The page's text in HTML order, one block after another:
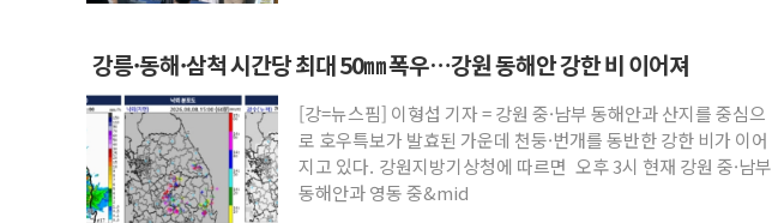
강릉·동해·삼척 시간당 최대 50㎜ 폭우…강원 동해안 강한 비 이어져
[강=뉴스핌] 이형섭 기자 = 강원 중·남부 동해안과 산지를 중심으
로 호우특보가 발효된 가운데 천둥·번개를 동반한 강한 비가 이어
지고 있다. 강원지방기상청에 따르면 오후 3시 현재 강원 중·남부
동해안과 영동 중&mid